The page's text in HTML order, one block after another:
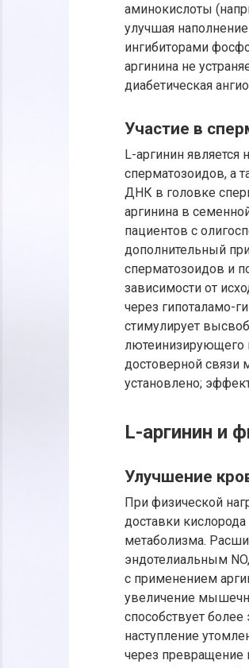
аминокислоты
улучшая
ингибиторами
аргинина не
диабетическая
Участие в
L-аргинин
сперматозоидов, а
ДНК в головке
аргинина в
пациентов с
дополнительный
сперматозоидов и
зависимости от
через гипоталамо-
стимулирует
лютеинизирующего
достоверной связи
установлено;
L-аргинин и
Улучшение
При физической
доставки
метаболизма.
эндотелиальным
с применением
увеличение
способствует
наступление
через превращение